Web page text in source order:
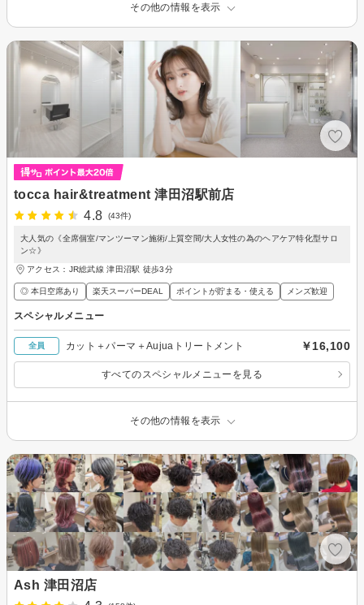
その他の情報を表示
tocca hair&treatment 津田沼駅前店
4.8
(43件)
大人気の《全席個室/マンツーマン施術/上質空間/大人女性の為のヘアケア特化型サロ
ン☆》
アクセス：JR総武線 津田沼駅 徒歩3分
◎ 本日空席あり 楽天スーパーDEAL ポイントが貯まる・使える メンズ歓迎
スペシャルメニュー
全員 カット＋パーマ＋Aujuaトリートメント ￥16,100
すべてのスペシャルメニューを見る
その他の情報を表示
Ash 津田沼店